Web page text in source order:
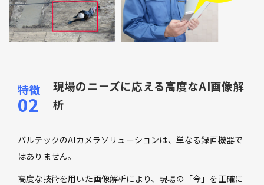
現場のニーズに応える高度なAI画像解
析
バルテックのAIカメラソリューションは、単なる録画機器で
はありません。
高度な技術を用いた画像解析により、現場の「今」を正確に